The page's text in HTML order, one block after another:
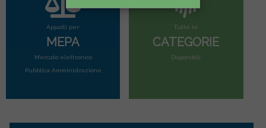
Appalti per:
MEPA
Mercato elettronico
Pubblica Amministrazione
Tutte le:
CATEGORIE
Disponibili